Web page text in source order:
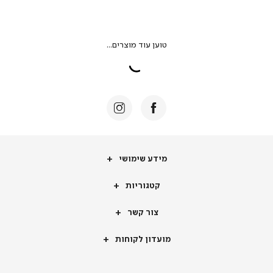
מידע
מידע שימושי
קטגוריותקטגוריות
צור
צור קשר
מועדון
לקוחות
מועדון לקוחות